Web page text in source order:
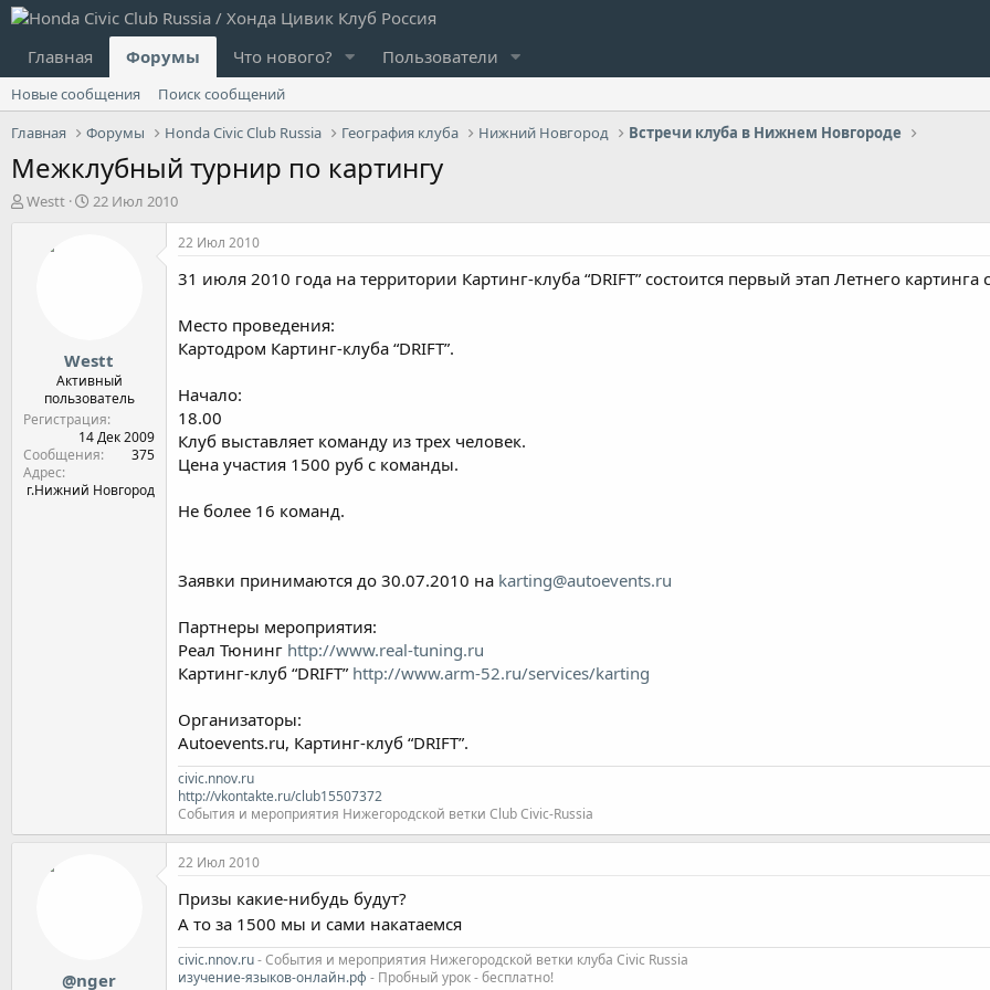
Главная Форумы Что нового? Пользователи
Новые сообщения
Поиск сообщений
Главная
Форумы Honda Civic Club Russia География клуба Нижний Новгород Встречи клуба в Нижнем Новгороде
Межклубный турнир по картингу
А
Westt
Д
л
а
22 Июл 2010
Westt
Активный
пользователь
Регистрация
14 Дек 2009
Сообщения
375
Адрес
г.Нижний Новгород
22 Июл 2010
31 июля 2010 года на территории Картинг-клуба “DRIFT” состоится первый этап Летнего картинга
Место проведения:
Картодром Картинг-клуба “DRIFT”.
Начало:
18.00
Клуб выставляет команду из трех человек.
Цена участия 1500 руб с команды.
Не более 16 команд.
Заявки принимаются до 30.07.2010 на karting@autoevents.ru
Партнеры мероприятия:
Реал Тюнинг http://www.real-tuning.ru
Картинг-клуб “DRIFT” http://www.arm-52.ru/services/karting
Организаторы:
Autoevents.ru, Картинг-клуб “DRIFT”.
civic.nnov.ru
http://vkontakte.ru/club15507372
События и мероприятия Нижегородской ветки Club Civic-Russia
@nger
22 Июл 2010
Призы какие-нибудь будут?
А то за 1500 мы и сами накатаемся
civic.nnov.ru- События и мероприятия Нижегородской ветки клуба Civic Russia
изучение-языков-онлайн.рф - Пробный урок - бесплатно!